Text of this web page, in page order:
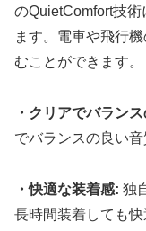
のQuietComfort技
ます。電車や飛行
むことができます。
・クリアでバラン
でバランスの良い音
・快適な装着感: 独
長時間装着しても快